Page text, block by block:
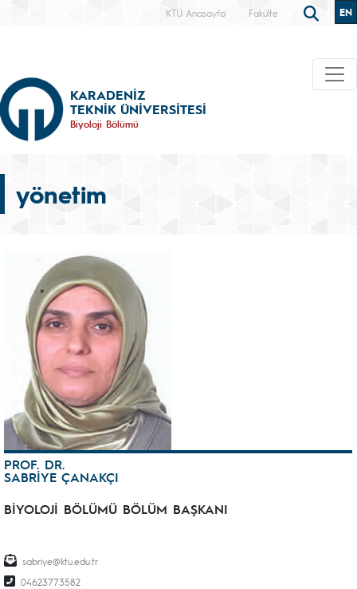
KTÜ Anasayfa Fakülte EN
KARADENİZ
TEKNİK ÜNİVERSİTESİ
Biyoloji Bölümü
yönetim
PROF. DR.
SABRİYE ÇANAKÇI
BİYOLOJİ BÖLÜMÜ BÖLÜM BAŞKANI
sabriye@ktu.edu.tr
04623773582